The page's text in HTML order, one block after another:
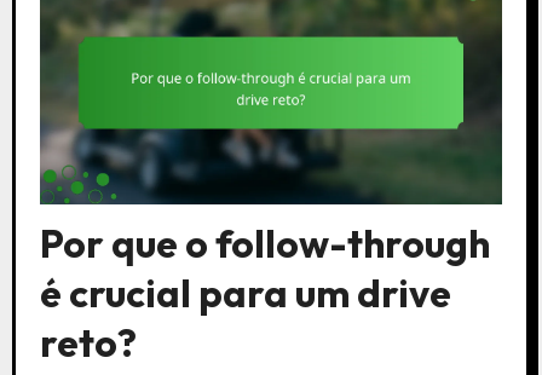
Por que o follow-through
é crucial para um drive
reto?